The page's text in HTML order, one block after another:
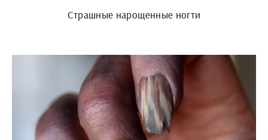
Страшные нарощенные ногти